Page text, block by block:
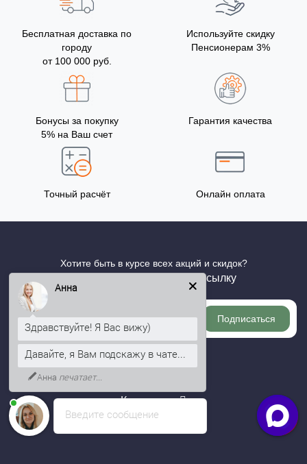
Бесплатная доставка по
городу
от 100 000 руб.
Используйте скидку
Пенсионерам 3%
Бонусы за покупку
5% на Ваш счет
Гарантия качества
Точный расчёт Онлайн оплата
Хотите быть в курсе всех акций и скидок?
Подпишитесь на нашу рассылку
Подписаться
Категории
Введите сообщение
Анна
Здравствуйте! Я Вас вижу)
Давайте, я Вам подскажу в чате...
Анна печатает...